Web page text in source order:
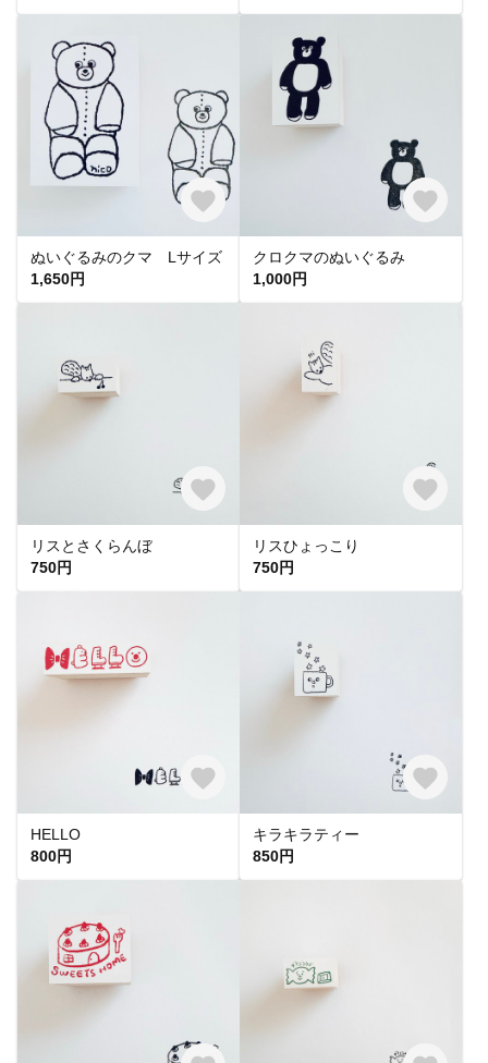
ぬいぐるみのクマ Lサイズ
1,650円
クロクマのぬいぐるみ
1,000円
リスとさくらんぼ
750円
リスひょっこり
750円
HELLO
800円
キラキラティー
850円